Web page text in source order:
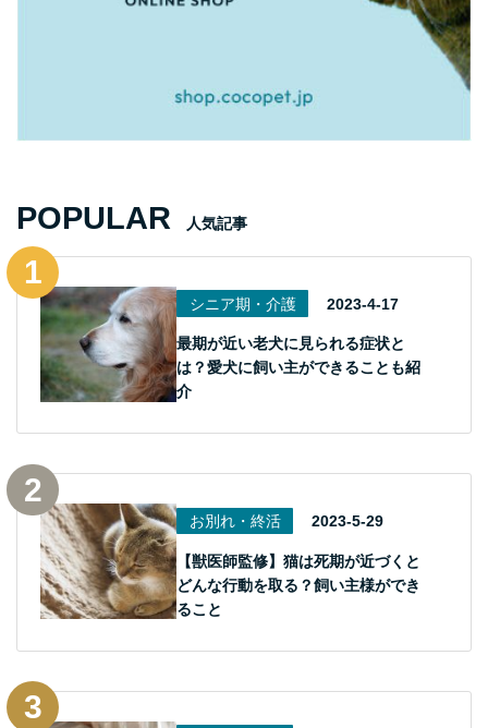
POPULAR 人気記事
シニア期・介護 2023-4-17
最期が近い老犬に見られる症状と
は？愛犬に飼い主ができることも紹
介
お別れ・終活 2023-5-29
【獣医師監修】猫は死期が近づくと
どんな行動を取る？飼い主様ができ
ること